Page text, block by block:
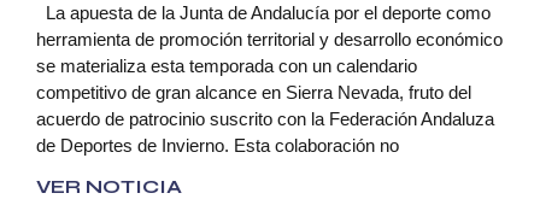
La apuesta de la Junta de Andalucía por el deporte como
herramienta de promoción territorial y desarrollo económico
se materializa esta temporada con un calendario
competitivo de gran alcance en Sierra Nevada, fruto del
acuerdo de patrocinio suscrito con la Federación Andaluza
de Deportes de Invierno. Esta colaboración no
VER NOTICIA